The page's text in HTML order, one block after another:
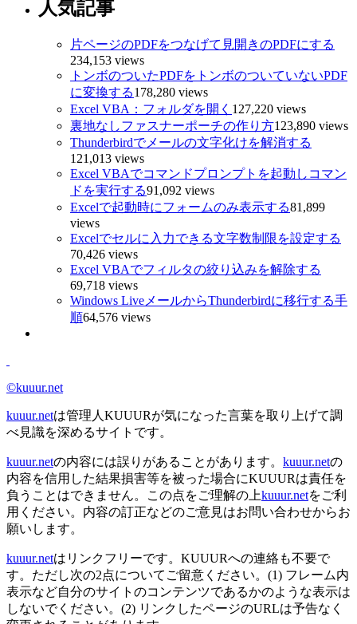
人気記事
片ページのPDFをつなげて見開きのPDFにする
234,153 views
トンボのついたPDFをトンボのついていないPDF
に変換する178,280 views
Excel VBA：フォルダを開く 127,220 views
裏地なしファスナーポーチの作り方123,890 views
Thunderbirdでメールの文字化けを解消する
121,013 views
Excel VBAでコマンドプロンプトを起動しコマン
ドを実行する91,092 views
Excelで起動時にフォームのみ表示する81,899
views
Excelでセルに入力できる文字数制限を設定する
70,426 views
Excel VBAでフィルタの絞り込みを解除する
69,718 views
Windows LiveメールからThunderbirdに移行する手
順64,576 views
©kuuur.net
kuuur.netは管理人KUUURが気になった言葉を取り上げて調
べ見識を深めるサイトです。
kuuur.netの内容には誤りがあることがあります。 kuuur.netの
内容を信用した結果損害等を被った場合にKUUURは責任を
負うことはできません。この点をご理解の上kuuur.netをご利
用ください。内容の訂正などのご意見はお問い合わせからお
願いします。
kuuur.netはリンクフリーです。KUUURへの連絡も不要で
す。ただし次の2点についてご留意ください。(1) フレーム内
表示など自分のサイトのコンテンツであるかのような表示は
しないでください。(2) リンクしたページのURLは予告なく